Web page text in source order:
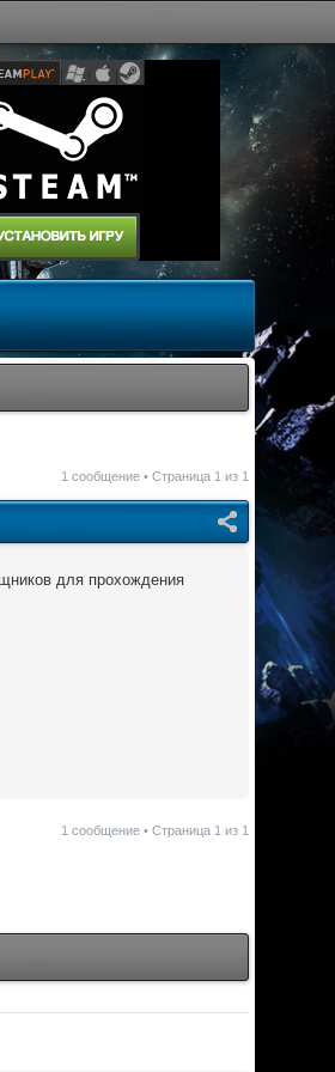
1 сообщение • Страница 1 из 1
для прохождения
1 сообщение • Страница 1 из 1